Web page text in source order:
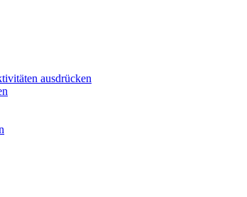
ausdrücken